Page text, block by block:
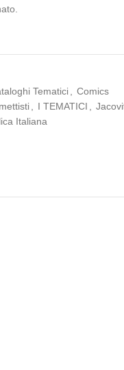
Tematici
Comics
I TEMATICI
Italiana